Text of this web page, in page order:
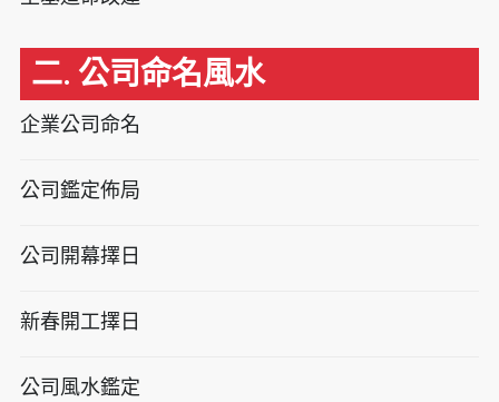
二. 公司命名風水
企業公司命名
公司鑑定佈局
公司開幕擇日
新春開工擇日
公司風水鑑定